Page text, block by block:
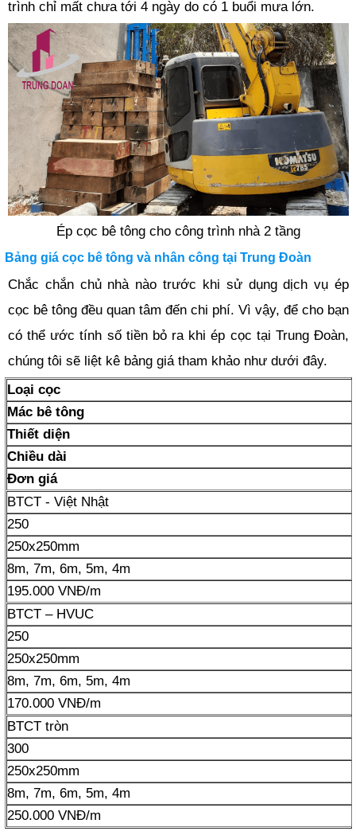
trình chỉ mất chưa tới 4 ngày do có 1 buổi mưa lớn.
Ép cọc bê tông cho công trình nhà 2 tầng
Bảng giá cọc bê tông và nhân công tại Trung Đoàn
Chắc chắn chủ nhà nào trước khi sử dụng dịch vụ ép
cọc bê tông đều quan tâm đến chi phí. Vì vậy, để cho bạn
có thể ước tính số tiền bỏ ra khi ép cọc tại Trung Đoàn,
chúng tôi sẽ liệt kê bảng giá tham khảo như dưới đây.
Loại cọc
Mác bê tông
Thiết diện
Chiều dài
Đơn giá
BTCT - Việt Nhật
250
250x250mm
8m, 7m, 6m, 5m, 4m
195.000 VNĐ/m
BTCT – HVUC
250
250x250mm
8m, 7m, 6m, 5m, 4m
170.000 VNĐ/m
BTCT tròn
300
250x250mm
8m, 7m, 6m, 5m, 4m
250.000 VNĐ/m